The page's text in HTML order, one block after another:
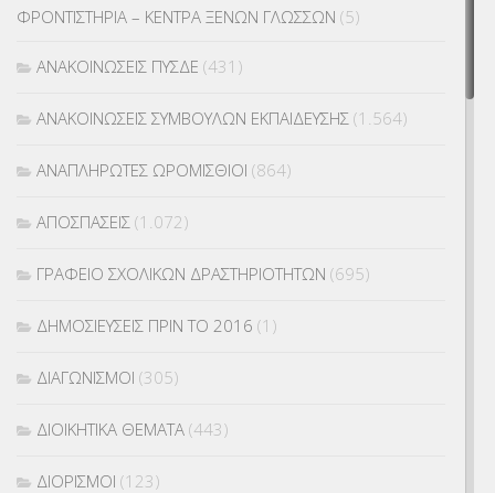
ΦΡΟΝΤΙΣΤΗΡΙΑ – ΚΕΝΤΡΑ ΞΕΝΩΝ ΓΛΩΣΣΩΝ (5)
ΑΝΑΚΟΙΝΩΣΕΙΣ ΠΥΣΔΕ (431)
ΑΝΑΚΟΙΝΩΣΕΙΣ ΣΥΜΒΟΥΛΩΝ ΕΚΠΑΙΔΕΥΣΗΣ (1.564)
ΑΝΑΠΛΗΡΩΤΕΣ ΩΡΟΜΙΣΘΙΟΙ (864)
ΑΠΟΣΠΑΣΕΙΣ (1.072)
ΓΡΑΦΕΙΟ ΣΧΟΛΙΚΩΝ ΔΡΑΣΤΗΡΙΟΤΗΤΩΝ (695)
ΔΗΜΟΣΙΕΥΣΕΙΣ ΠΡΙΝ ΤΟ 2016 (1)
ΔΙΑΓΩΝΙΣΜΟΙ (305)
ΔΙΟΙΚΗΤΙΚΑ ΘΕΜΑΤΑ (443)
ΔΙΟΡΙΣΜΟΙ (123)